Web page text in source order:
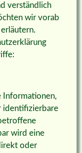
verständlich
wir vorab
Informationen,
identifizierbare
wird eine
oder